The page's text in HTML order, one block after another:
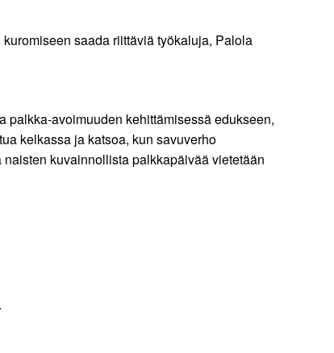
saada riittäviä työkaluja, Palola
palkka-avoimuuden kehittämisessä edukseen,
kelkassa ja katsoa, kun savuverho
kuvainnollista palkkapäivää vietetään